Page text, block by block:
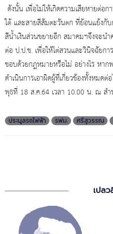
ดังนั้น เพื่อไม่ให้เกิดความเสียหายต่อ
ใต้ และสายสีส้มตะวันตก ที่ย้อนแย้งกั
สีน้ำเงินส่วนขยายอีก สมาคมฯจึงจะน
ต่อ ป.ป.ช. เพื่อให้ไต่สวนและวินิจฉัยก
ชอบด้วยกฎหมายหรือไม่ อย่างไร หาก
ดำเนินการเอาผิดผู้ที่เกี่ยวข้องทั้งหมดต่
พุธที่ 18 ส.ค.64 เวลา 10.00 น. ณ ส
ประมูลรถไฟฟ้า รฟม. ศรีสุวรรณ
เปลว